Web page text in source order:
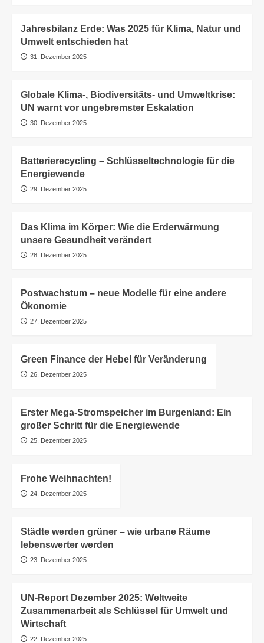
Jahresbilanz Erde: Was 2025 für Klima, Natur und
Umwelt entschieden hat
31. Dezember 2025
Globale Klima-, Biodiversitäts- und Umweltkrise:
UN warnt vor ungebremster Eskalation
30. Dezember 2025
Batterierecycling – Schlüsseltechnologie für die
Energiewende
29. Dezember 2025
Das Klima im Körper: Wie die Erderwärmung
unsere Gesundheit verändert
28. Dezember 2025
Postwachstum – neue Modelle für eine andere
Ökonomie
27. Dezember 2025
Green Finance der Hebel für Veränderung
26. Dezember 2025
Erster Mega-Stromspeicher im Burgenland: Ein
großer Schritt für die Energiewende
25. Dezember 2025
Frohe Weihnachten!
24. Dezember 2025
Städte werden grüner – wie urbane Räume
lebenswerter werden
23. Dezember 2025
UN-Report Dezember 2025: Weltweite
Zusammenarbeit als Schlüssel für Umwelt und
Wirtschaft
22. Dezember 2025